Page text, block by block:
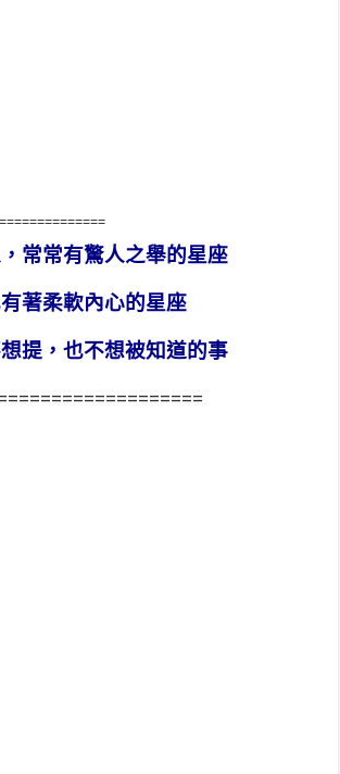
常常有驚人之舉的星座
著柔軟內心的星座
提，也不想被知道的事